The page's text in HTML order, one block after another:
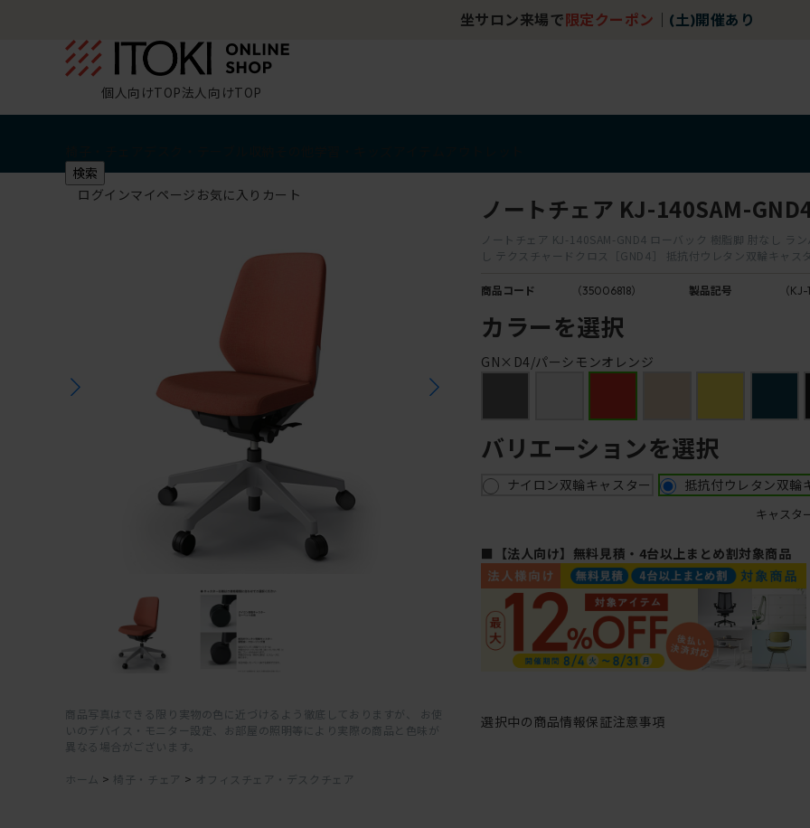
坐サロン来場で 限定クーポン (土)開催あり
個人向けTOP法人向けTOP
検索
ログインマイページ お気に入り カート
商品写真はできる限り実物の色に近づけるよう徹底しておりますが、 お使
いのデバイス・モニター設定、お部屋の照明等により実際の商品と色味が
異なる場合がございます。
ホーム > 椅子・チェア > オフィスチェア・デスクチェア
ノートチェア KJ-140SAM-
ノートチェア KJ-140SAM-GND4 ローバック 樹脂脚 肘なし ラ
し テクスチャードクロス［GND4］ 抵抗付ウレタン双輪キャス
商品コード （35006818） 製品記号 （
カラーを選択
GN×D4/パーシモンオレンジ
バリエーションを選択
ナイロン双輪キャスター 抵抗付ウレタン双輪
キャスタ
■【法人向け】無料見積・4台以上まとめ割対象商品
選択中の商品情報保証注意事項